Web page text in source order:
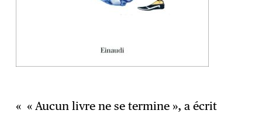
« « Aucun livre ne se termine », a écrit